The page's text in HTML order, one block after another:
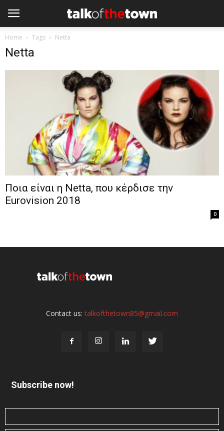
Home Tags Netta
Netta
Ποια είναι η Netta, που κέρδισε την
Eurovision 2018
0
Contact us:talkofthetown85@gmail.com
Subscribe now!